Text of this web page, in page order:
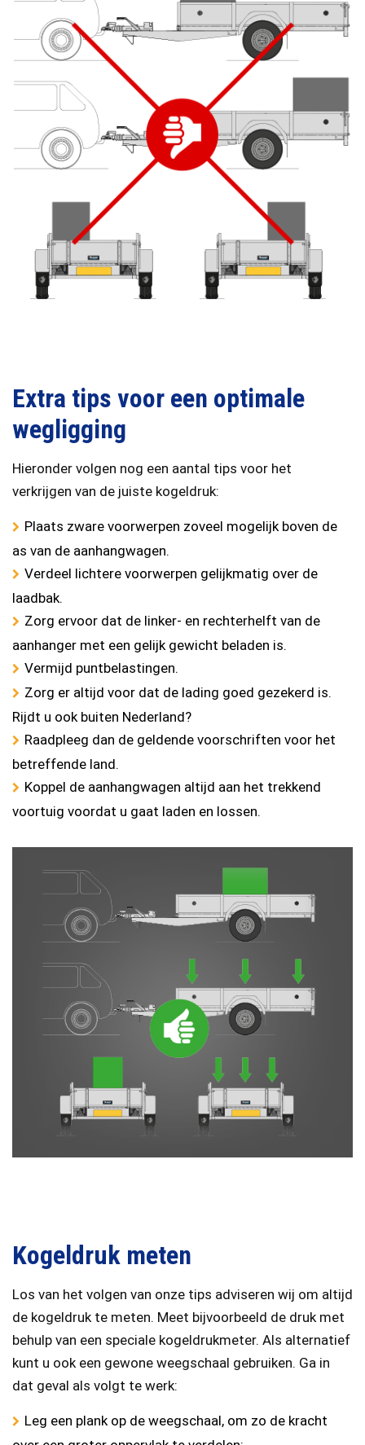
Extra tips voor een optimale
wegligging
Hieronder volgen nog een aantal tips voor het
verkrijgen van de juiste kogeldruk:
Plaats zware voorwerpen zoveel mogelijk boven de
as van de aanhangwagen.
Verdeel lichtere voorwerpen gelijkmatig over de
laadbak.
Zorg ervoor dat de linker- en rechterhelft van de
aanhanger met een gelijk gewicht beladen is.
Vermijd puntbelastingen.
Zorg er altijd voor dat de lading goed gezekerd is.
Rijdt u ook buiten Nederland?
Raadpleeg dan de geldende voorschriften voor het
betreffende land.
Koppel de aanhangwagen altijd aan het trekkend
voortuig voordat u gaat laden en lossen.
Kogeldruk meten
Los van het volgen van onze tips adviseren wij om altijd
de kogeldruk te meten. Meet bijvoorbeeld de druk met
behulp van een speciale kogeldrukmeter. Als alternatief
kunt u ook een gewone weegschaal gebruiken. Ga in
dat geval als volgt te werk:
Leg een plank op de weegschaal, om zo de kracht